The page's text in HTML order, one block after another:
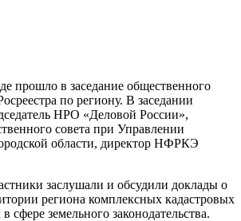
прошло в заседание общественного
по региону. В заседании
НРО «Деловой России»,
совета при Управлении
области, директор НФРКЭ
заслушали и обсудили доклады о
региона комплексных кадастровых
сфере земельного законодательства.